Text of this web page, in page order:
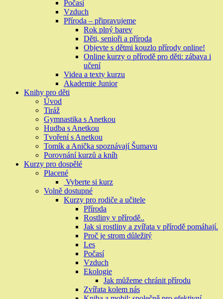
Počasí
Vzduch
Příroda – připravujeme
Rok plný barev
Děti, senioři a příroda
Objevte s dětmi kouzlo přírody online!
Online kurzy o přírodě pro děti: zábava i
učení
Videa a texty kurzu
Akademie Junior
Knihy pro děti
Úvod
Tiráž
Gymnastika s Anetkou
Hudba s Anetkou
Tvoření s Anetkou
Tomík a Anička spoznávají Šumavu
Porovnání kurzů a kníh
Kurzy pro dospělé
Placené
Vyberte si kurz
Volně dostupné
Kurzy pro rodiče a učitele
Příroda
Rostliny v přírodě..
Jak si rostliny a zvířata v přírodě pomáhají.
Proč je strom důležitý
Les
Počasí
Vzduch
Ekologie
Jak můžeme chránit přírodu
Zvířata kolem nás